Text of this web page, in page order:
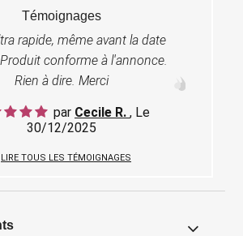
Témoignages
rapide, même avant la date
conforme à l'annonce.
Rien à dire. Merci
par Cecile R. , Le
30/12/2025
LIRE TOUS LES TÉMOIGNAGES